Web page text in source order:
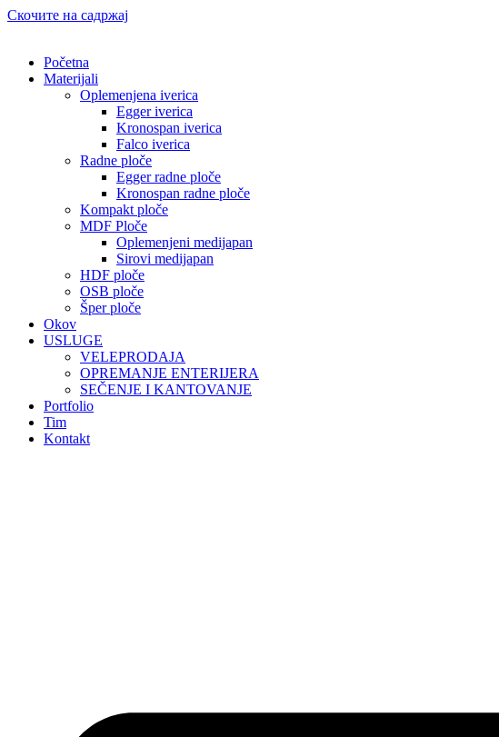
Скочите на садржај
Početna
Materijali
Oplemenjena iverica
Egger iverica
Kronospan iverica
Falco iverica
Radne ploče
Egger radne ploče
Kronospan radne ploče
Kompakt ploče
MDF Ploče
Oplemenjeni medijapan
Sirovi medijapan
HDF ploče
OSB ploče
Šper ploče
Okov
USLUGE
VELEPRODAJA
OPREMANJE ENTERIJERA
SEČENJE I KANTOVANJE
Portfolio
Tim
Kontakt